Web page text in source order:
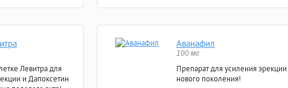
Левитра для
и Дапоксетин
Аванафил
100 мг
Препарат для усиления эрекции
нового поколения!